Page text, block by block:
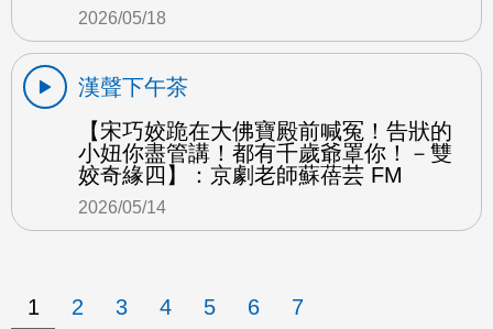
2026/05/18
漢聲下午茶
【宋巧姣跪在大佛寶殿前喊冤！告狀的
小妞你盡管講！都有千歲爺罩你！－雙
姣奇緣四】：京劇老師蘇蓓芸 FM
2026/05/14
1 2 3 4 5 6 7